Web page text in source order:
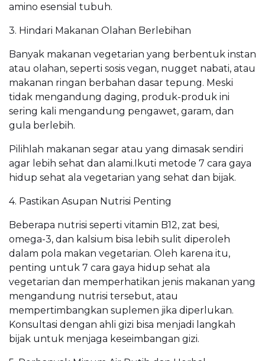
amino esensial tubuh.
3. Hindari Makanan Olahan Berlebihan
Banyak makanan vegetarian yang berbentuk instan
atau olahan, seperti sosis vegan, nugget nabati, atau
makanan ringan berbahan dasar tepung. Meski
tidak mengandung daging, produk-produk ini
sering kali mengandung pengawet, garam, dan
gula berlebih.
Pilihlah makanan segar atau yang dimasak sendiri
agar lebih sehat dan alami.Ikuti metode 7 cara gaya
hidup sehat ala vegetarian yang sehat dan bijak.
4. Pastikan Asupan Nutrisi Penting
Beberapa nutrisi seperti vitamin B12, zat besi,
omega-3, dan kalsium bisa lebih sulit diperoleh
dalam pola makan vegetarian. Oleh karena itu,
penting untuk 7 cara gaya hidup sehat ala
vegetarian dan memperhatikan jenis makanan yang
mengandung nutrisi tersebut, atau
mempertimbangkan suplemen jika diperlukan.
Konsultasi dengan ahli gizi bisa menjadi langkah
bijak untuk menjaga keseimbangan gizi.